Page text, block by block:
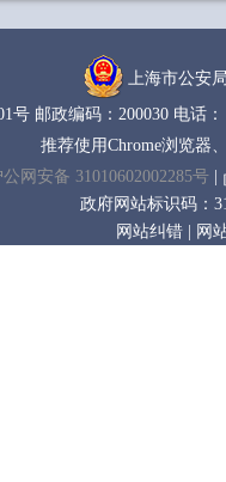
上海市公安
号 邮政编码：200030 电话
推荐使用Chrome浏览器
网安备 31010602002285号 |
政府网站标识码：
网站纠错 | 网